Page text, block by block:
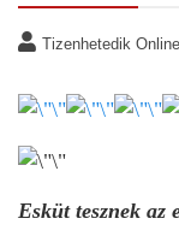
Tizenhetedik Online
Esküt tesznek az